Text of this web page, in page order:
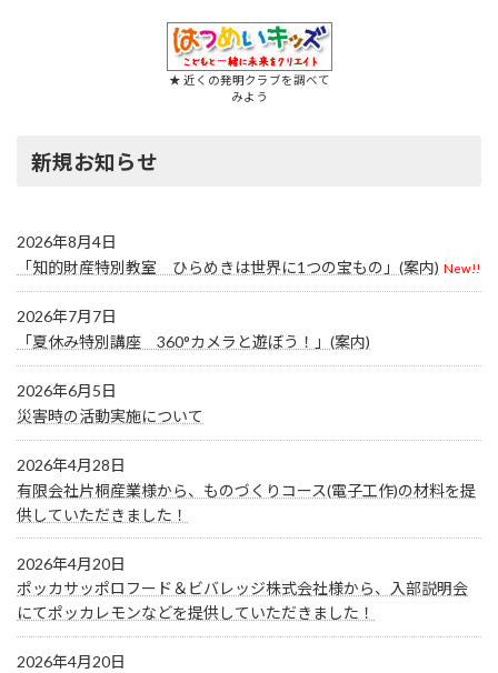
★ 近くの発明クラブを調べて
みよう
新規お知らせ
2026年8月4日
「知的財産特別教室 ひらめきは世界に1つの宝もの」(案内) New!!
2026年7月7日
「夏休み特別講座 360°カメラと遊ぼう！」(案内)
2026年6月5日
災害時の活動実施について
2026年4月28日
有限会社片桐産業様から、ものづくりコース(電子工作)の材料を提
供していただきました！
2026年4月20日
ポッカサッポロフード＆ビバレッジ株式会社様から、入部説明会
にてポッカレモンなどを提供していただきました！
2026年4月20日